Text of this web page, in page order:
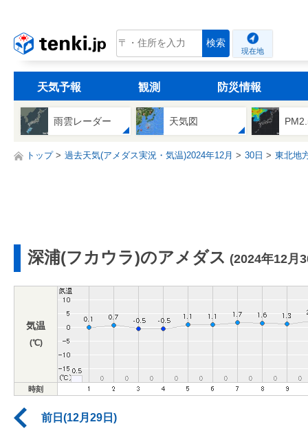
tenki.jp 検索
現在地
天気予報 観測 防災情報
雨雲レーダー 天気図
トップ 過去天気(アメダス実況・気温)2024年12月 30日 東北地
深浦(フカウラ)のアメダス (2024年12月
気温
(℃)
時刻
前日(12月29日)